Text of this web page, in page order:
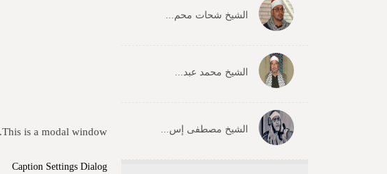
This is a modal window.
Caption Settings Dialog
الشیخ شحات محم...
الشیخ محمد عبد...
الشیخ مصطفی إس...